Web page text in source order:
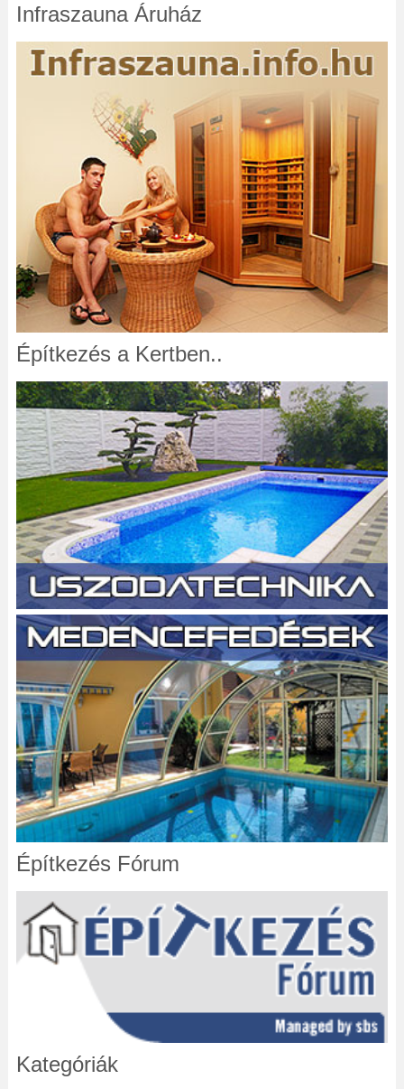
Infraszauna Áruház
Építkezés a Kertben..
Építkezés Fórum
Kategóriák